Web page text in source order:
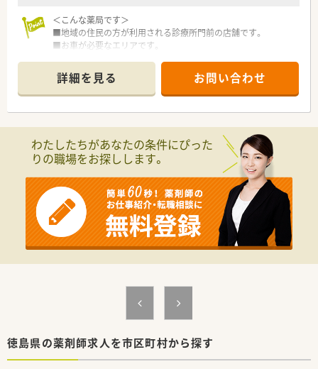
などお気軽にお問い合わせください。
＜こんな薬局です＞
■地域の住民の方が利用される診療所門前の店舗です。
■お車が必要なエリアです。
土日祝休みでプライベートの時間もしっかり確保できます。
■薬剤師は3名在籍。管理薬剤師は男性です。
＜業務内容＞
■処方箋枚数は50枚/日程度応需しています。
■内科・外科・整形外科・小児科・胃腸科・放射線科・リハビリテー
ション科の処方箋を対応します。
＜法人概要＞
■医療総合サービス企業（東証プライム上場）のグループ会社で
す。
■調剤薬局としては、京都・大阪を中心に全国に約50店舗展開さ
れています。徳島県内にも4店舗ございます。
■臨床検査会社が母体で、ドクターとの関わりが強く門前との関
係も良好です！
■最先端の機械を積極的に導入し効率化を図ることで患者さま
す。
■調剤過誤防止システムも導入しているので、安心してお仕事い
詳細を見る お問い合わせ
わたしたちがあなたの条件にぴった
りの職場をお探しします。
徳島県の薬剤師求人を市区町村から探す